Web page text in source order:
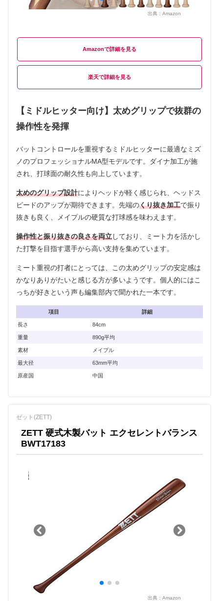
出典： Amazon
Amazon
楽天
【ミドルヒッター向け】太めグリップで抜群の
操作性を発揮
バットコントロールを重視するミドルヒッターに最適なミズ
ノのプロフェッショナルMA型モデルです。ダイナ加工が施
され、打球面の耐久性も向上しています。
太めのグリップ設計によりヘッドが軽く感じられ、ヘッドス
ピードのアップが期待できます。先端のくり抜き加工で振り
抜きも良く、メイプルの硬質な打球感を味わえます。
操作性と振り抜きの良さを両立しており、ミート力を活かし
た打撃を目指す選手から高い支持を集めています。
ミート重視の打者にとっては、この太めグリップの安定感は
かなりありがたいと感じる方が多いようです。個人的にはこ
っちが好きという声も編集部内で聞かれた一本です。
項目 詳細
長さ 84cm
重量 890g平均
素材 メイプル
最大径 63mm平均
原産国 中国
ゼット(ZETT)
ZETT 硬式木製バット エクセレントバランス
BWT17183
出典： Amazon